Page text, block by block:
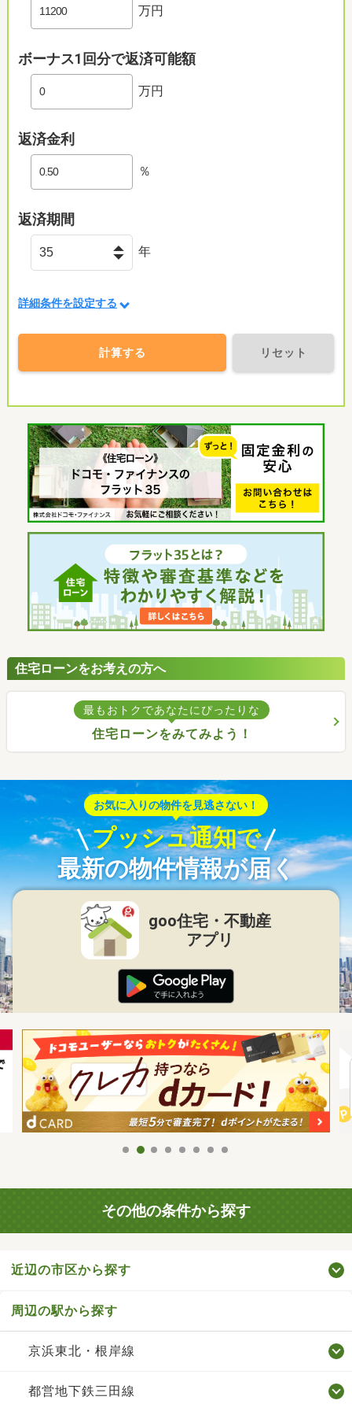
万円
ボーナス1回分で返済可能額
万円
返済金利
％
返済期間
年
詳細条件を設定する
計算する リセット
住宅ローンをお考えの方へ
最もおトクであなたにぴったりな
住宅ローンをみてみよう！
お気に入りの物件を見逃さない！
プッシュ通知で
最新の物件情報が届く
goo住宅・不動産
アプリ
その他の条件から探す
近辺の市区から探す
周辺の駅から探す
京浜東北・根岸線
都営地下鉄三田線